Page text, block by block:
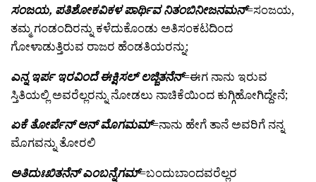
ಸಂಜಯ, ಪತಿಶೋಕವಿಕಳ ಪಾರ್ಥಿವ ನಿತಂಬಿನೀಜನಮನ್=ಸಂಜಯ,
ತಮ್ಮ ಗಂಡಂದಿರನ್ನು ಕಳೆದುಕೊಂಡು ಅತಿಸಂಕಟದಿಂದ
ಗೋಳಾಡುತ್ತಿರುವ ರಾಜರ ಹೆಂಡತಿಯರನ್ನು;
ಎನ್ನ ಇರ್ಪ ಇರವಿಂದೆ ಈಕ್ಷಿಸಲ್ ಲಜ್ಜಿತನೆನ್=ಈಗ ನಾನು ಇರುವ
ಸ್ತಿತಿಯಲ್ಲಿ ಅವರೆಲ್ಲರನ್ನು ನೋಡಲು ನಾಚಿಕೆಯಿಂದ ಕುಗ್ಗಿಹೋಗಿದ್ದೇನೆ;
ಏಕೆ ತೋರ್ಪೆನ್ ಆನ್ ಮೊಗಮಮ್=ನಾನು ಹೇಗೆ ತಾನೆ ಅವರಿಗೆ ನನ್ನ
ಮೊಗವನ್ನು ತೋರಲಿ
ಅತಿದುಃಖಿತನೆನ್ ಎಂಬನ್ನೆಗಮ್=ಬಂದುಬಾಂದವರೆಲ್ಲರ